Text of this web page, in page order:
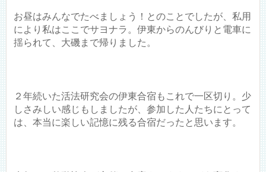
お昼はみんなでたべましょう！とのことでしたが、私用
により私はここでサヨナラ。伊東からのんびりと電車に
揺られて、大磯まで帰りました。
２年続いた活法研究会の伊東合宿もこれで一区切り。少
しさみしい感じもしましたが、参加した人たちにとって
は、本当に楽しい記憶に残る合宿だったと思います。